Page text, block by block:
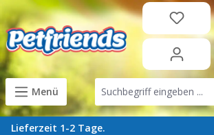
content
Menü
Lieferzeit 1-2 Tage.